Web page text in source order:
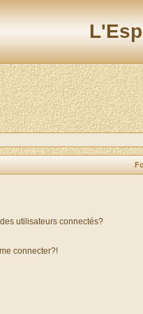
utilisateurs connectés?
connecter?!